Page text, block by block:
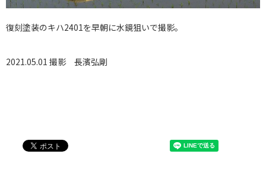
復刻塗装のキハ2401を早朝に水鏡狙いで撮影。
2021.05.01 撮影 長濱弘剛